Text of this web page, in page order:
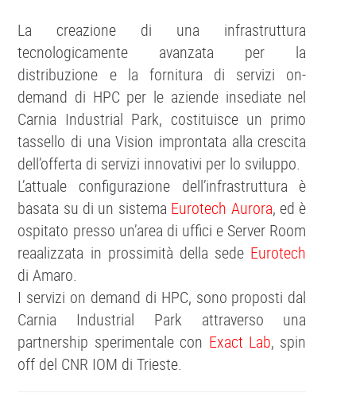
La creazione di una infrastruttura
tecnologicamente avanzata per la
distribuzione e la fornitura di servizi on-
demand di HPC per le aziende insediate nel
Carnia Industrial Park, costituisce un primo
tassello di una Vision improntata alla crescita
dell’offerta di servizi innovativi per lo sviluppo.
L’attuale configurazione dell’infrastruttura è
basata su di un sistema Eurotech Aurora, ed è
ospitato presso un’area di uffici e Server Room
reaalizzata in prossimità della sede Eurotech
di Amaro.
I servizi on demand di HPC, sono proposti dal
Carnia Industrial Park attraverso una
partnership sperimentale con Exact Lab, spin
off del CNR IOM di Trieste.